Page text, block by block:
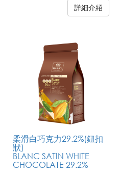
詳細介紹
柔滑白巧克力29.2%(鈕扣
狀)
BLANC SATIN WHITE
CHOCOLATE 29.2%